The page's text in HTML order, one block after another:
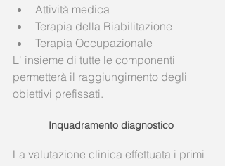
Attività medica
Terapia della Riabilitazione
Terapia Occupazionale
L' insieme di tutte le componenti
permetterà il raggiungimento degli
obiettivi prefissati.
Inquadramento diagnostico
La valutazione clinica effettuata i primi